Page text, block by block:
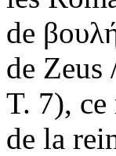
de
de Zeus
T. 7),
de la